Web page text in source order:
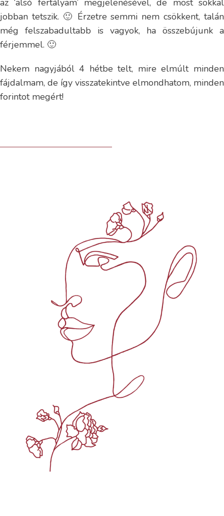
jobban tetszik. 🙂 Érzetre semmi nem csökkent, talán
még felszabadultabb is vagyok, ha összebújunk a
férjemmel. 🙂
Nekem nagyjából 4 hétbe telt, mire elmúlt minden
fájdalmam, de így visszatekintve elmondhatom, minden
forintot megért!